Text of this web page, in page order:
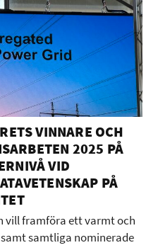
VINNARE OCH
2025 PÅ
VID
PÅ
vill framföra ett varmt och
samtliga nominerade